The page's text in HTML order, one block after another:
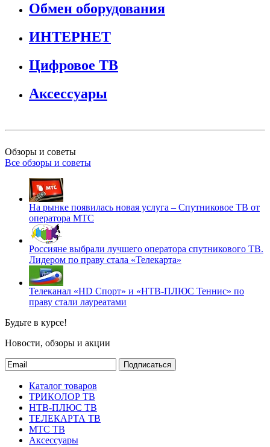
Обмен оборудования
ИНТЕРНЕТ
Цифровое ТВ
Аксессуары
Обзоры и советы
Все обзоры и советы
На рынке появилась новая услуга – Спутниковое ТВ от
оператора МТС
Россияне выбрали лучшего оператора спутникового ТВ.
Лидером по праву стала «Телекарта»
Телеканал «HD Спорт» и «НТВ-ПЛЮС Теннис» по
праву стали лауреатами
Будьте в курсе!
Новости, обзоры и акции
Подписаться
Каталог товаров
ТРИКОЛОР ТВ
НТВ-ПЛЮС ТВ
ТЕЛЕКАРТА ТВ
МТС ТВ
Аксессуары